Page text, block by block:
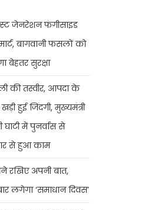
जेनरेशन फंगीसाइड
बागवानी फसलों को
बेहतर सुरक्षा
की तस्वीर, आपदा के
हुई जिंदगी, मुख्यमंत्री
घाटी में पुनर्वास से
से हुआ काम
रखिए अपनी बात,
लगेगा ‘समाधान दिवस’